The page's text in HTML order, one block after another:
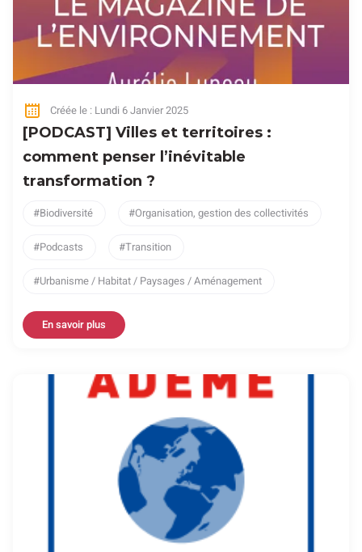
Créée le : Lundi 6 Janvier 2025
[PODCAST] Villes et territoires :
comment penser l’inévitable
transformation ?
Biodiversité Organisation, gestion des collectivités
Podcasts Transition
Urbanisme / Habitat / Paysages / Aménagement
En savoir plus